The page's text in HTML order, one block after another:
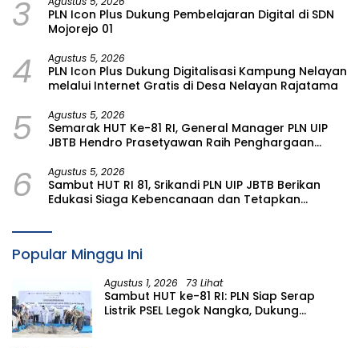
3
PLN Icon Plus Dukung Pembelajaran Digital di SDN
Mojorejo 01
4 Agustus 5, 2026
PLN Icon Plus Dukung Digitalisasi Kampung Nelayan
melalui Internet Gratis di Desa Nelayan Rajatama
5 Agustus 5, 2026
Semarak HUT Ke-81 RI, General Manager PLN UIP
JBTB Hendro Prasetyawan Raih Penghargaan
6 Agustus 5, 2026
Sambut HUT RI 81, Srikandi PLN UIP JBTB Berikan
Edukasi Siaga Kebencanaan dan Tetapkan
Kampung Aren Simacan Banyuwangi
Popular Minggu Ini
Agustus 1, 2026 73 Lihat
Sambut HUT ke-81 RI: PLN Siap Serap
Listrik PSEL Legok Nangka, Dukung